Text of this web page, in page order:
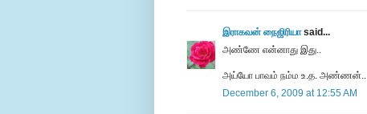
இராகவன் நைஜிரியாsaid...
அண்ணே என்னாது இது..
அய்யோ பாவம் நம்ம உ.த. அண்ணன்..
December 6, 2009 at 12:55 AM